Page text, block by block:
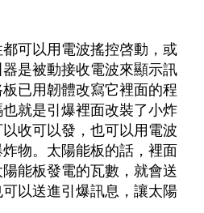
可以用電波搖控啓動，或
是被動接收電波來顯示訊
已用韌體改寫它裡面的程
就是引爆裡面改裝了小炸
收可以發，也可以用電波
物。太陽能板的話，裡面
能板發電的瓦數，就會送
以送進引爆訊息，讓太陽